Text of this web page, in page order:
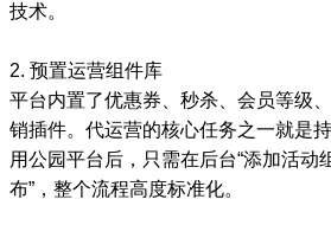
技术。
2. 预置运营组件库
平台内置了优惠券、秒杀、会员等级
销插件。代运营的核心任务之一就是
用公园平台后，只需在后台“添加活动
布”，整个流程高度标准化。